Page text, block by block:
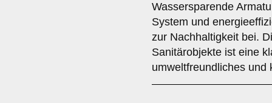
Wassersparende
System und
zur Nachhaltigkeit bei.
Sanitärobjekte ist eine
umweltfreundliches und